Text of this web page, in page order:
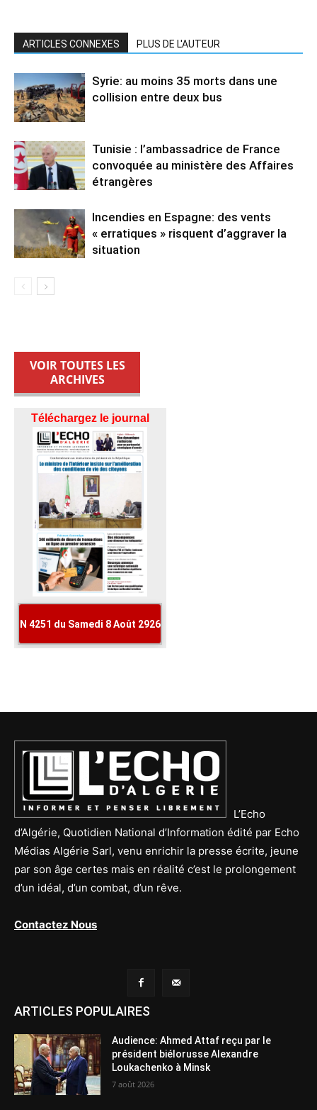
ARTICLES CONNEXES PLUS DE L'AUTEUR
Syrie: au moins 35 morts dans une
collision entre deux bus
Tunisie : l’ambassadrice de France
convoquée au ministère des Affaires
étrangères
Incendies en Espagne: des vents
« erratiques » risquent d’aggraver la
situation
VOIR TOUTES LES
ARCHIVES
L’Echo
d’Algérie, Quotidien National d’Information édité par Echo
Médias Algérie Sarl, venu enrichir la presse écrite, jeune
par son âge certes mais en réalité c’est le prolongement
d’un idéal, d’un combat, d’un rêve.
Contactez Nous
ARTICLES POPULAIRES
Audience: Ahmed Attaf reçu par le
président biélorusse Alexandre
Loukachenko à Minsk
7 août 2026